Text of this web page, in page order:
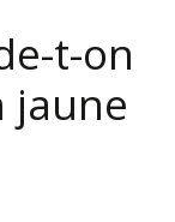
t-on
jaune